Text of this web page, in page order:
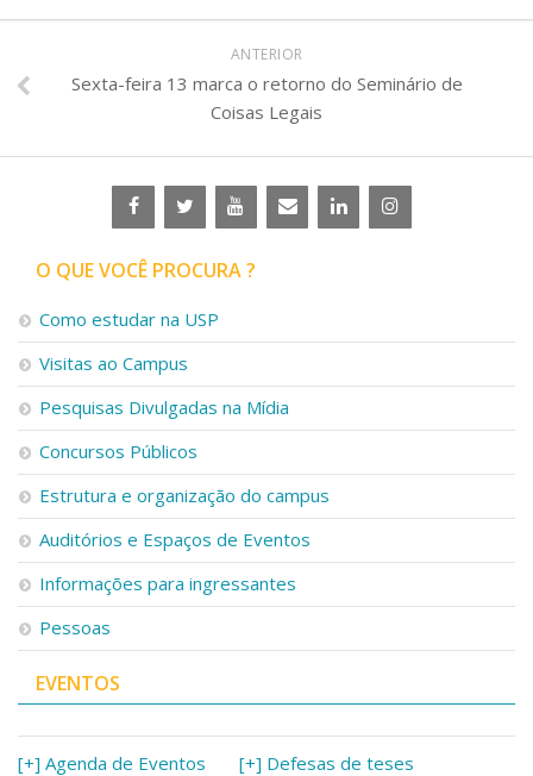
ANTERIOR
Sexta-feira 13 marca o retorno do Seminário de
Coisas Legais
O QUE VOCÊ PROCURA ?
Como estudar na USP
Visitas ao Campus
Pesquisas Divulgadas na Mídia
Concursos Públicos
Estrutura e organização do campus
Auditórios e Espaços de Eventos
Informações para ingressantes
Pessoas
EVENTOS
[+] Agenda de Eventos [+] Defesas de teses